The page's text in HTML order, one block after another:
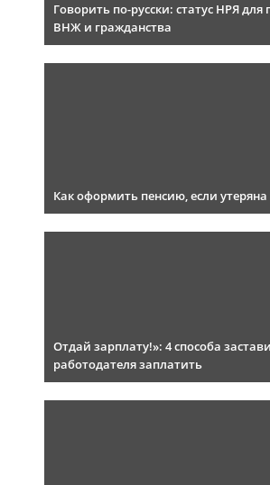
Говорить по-русски: статус НРЯ для
ВНЖ и гражданства
Как оформить пенсию, если утеряна
Отдай зарплату!»: 4 способа
работодателя заплатить